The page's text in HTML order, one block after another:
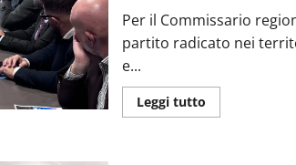
Per il Commissario
partito radicato nei
e...
Leggi tutto